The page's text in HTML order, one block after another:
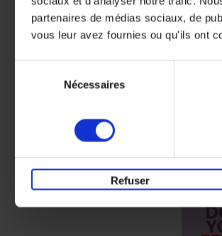
partenaires de médias sociaux, de
vous leur avez fournies ou qu'ils ont
Nécessaires
Refuser